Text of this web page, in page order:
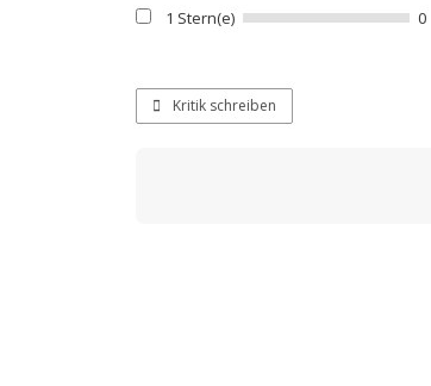
1 Stern(e)
0
Kritik schreiben